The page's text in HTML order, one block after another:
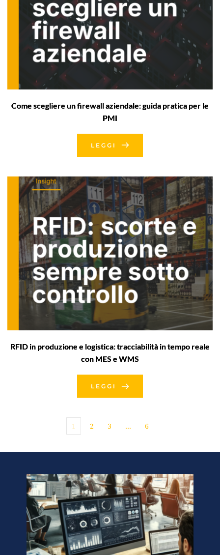
Come scegliere un firewall aziendale: guida pratica per le
PMI
LEGGI
RFID in produzione e logistica: tracciabilità in tempo reale
con MES e WMS
LEGGI
1 2 3 … 6